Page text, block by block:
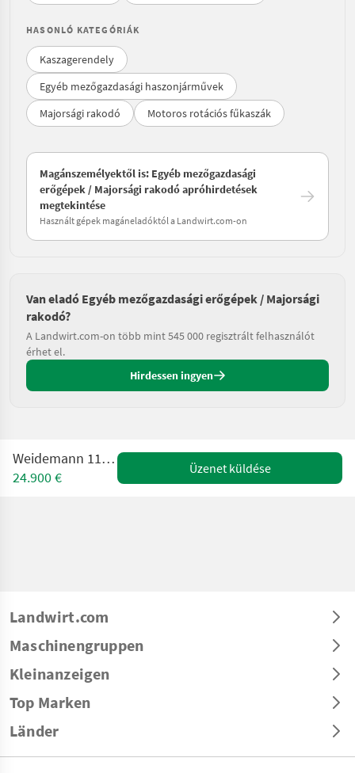
HASONLÓ KATEGÓRIÁK
Kaszagerendely
Egyéb mezőgazdasági haszonjárművek
Majorsági rakodó
Motoros rotációs fűkaszák
Magánszemélyektől is: Egyéb mezőgazdasági
erőgépek / Majorsági rakodó apróhirdetések
megtekintése
Használt gépek magáneladóktól a Landwirt.com-on
Van eladó Egyéb mezőgazdasági erőgépek / Majorsági
rakodó?
A Landwirt.com-on több mint 545 000 regisztrált felhasználót
érhet el.
Hirdessen ingyen
Weidemann 1160e-Elektro
24.900 €
Üzenet küldése
Landwirt.com
Maschinengruppen
Kleinanzeigen
Top Marken
Länder